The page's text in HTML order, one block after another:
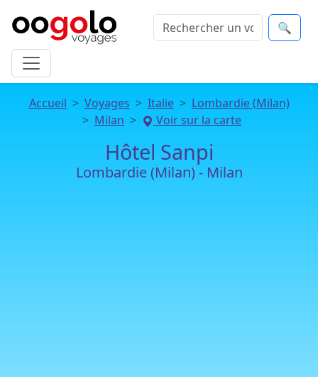
🔍
Accueil Voyages Italie
Lombardie (Milan)
Milan
Voir sur la carte
Hôtel Sanpi
Lombardie (Milan) - Milan